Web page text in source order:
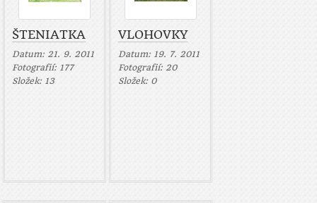
ŠTENIATKA
Datum: 21. 9. 2011
Fotografií: 177
Složek: 13
VLOHOVKY
Datum: 19. 7. 2011
Fotografií: 20
Složek: 0